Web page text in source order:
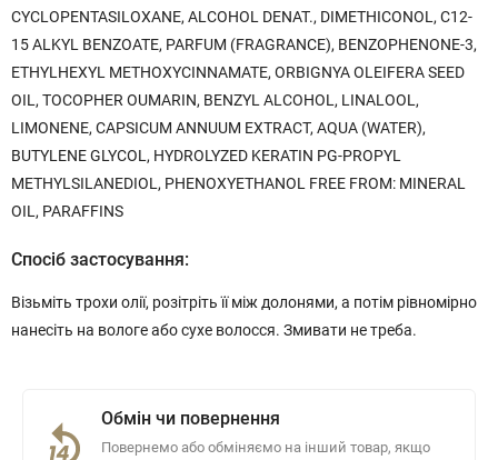
CYCLOPENTASILOXANE, ALCOHOL DENAT., DIMETHICONOL, C12-
15 ALKYL BENZOATE, PARFUM (FRAGRANCE), BENZOPHENONE-3,
ETHYLHEXYL METHOXYCINNAMATE, ORBIGNYA OLEIFERA SEED
OIL, TOCOPHER OUMARIN, BENZYL ALCOHOL, LINALOOL,
LIMONENE, CAPSICUM ANNUUM EXTRACT, AQUA (WATER),
BUTYLENE GLYCOL, HYDROLYZED KERATIN PG-PROPYL
METHYLSILANEDIOL, PHENOXYETHANOL FREE FROM: MINERAL
OIL, PARAFFINS
Спосіб застосування:
Візьміть трохи олії, розітріть її між долонями, а потім рівномірно
нанесіть на вологе або сухе волосся. Змивати не треба.
Обмін чи повернення
Повернемо або обміняємо на інший товар, якщо